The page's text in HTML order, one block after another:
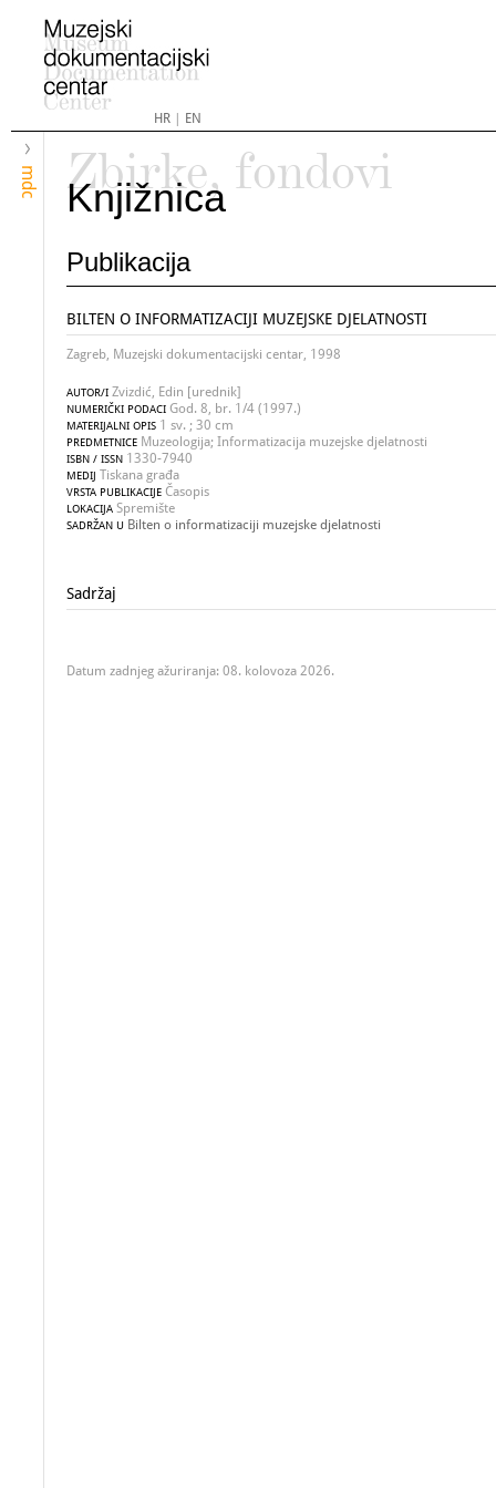
HR| EN
mdc
Zbirke, fondovi
Knjižnica
Publikacija
BILTEN O INFORMATIZACIJI MUZEJSKE DJELATNOSTI
Zagreb, Muzejski dokumentacijski centar, 1998
AUTOR/I Zvizdić, Edin [urednik]
NUMERIČKI PODACI God. 8, br. 1/4 (1997.)
MATERIJALNI OPIS 1 sv. ; 30 cm
PREDMETNICE Muzeologija; Informatizacija muzejske djelatnosti
ISBN / ISSN 1330-7940
MEDIJ Tiskana građa
VRSTA PUBLIKACIJE Časopis
LOKACIJA Spremište
SADRŽAN U Bilten o informatizaciji muzejske djelatnosti
Sadržaj
Datum zadnjeg ažuriranja: 08. kolovoza 2026.